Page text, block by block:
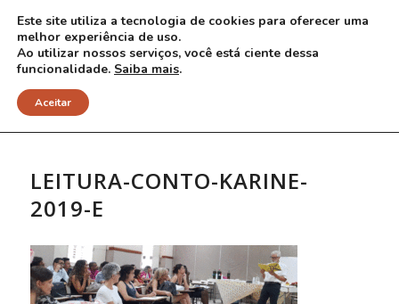
NOTÍCIAS
LEITURA-CONTO-KARINE-
2019-E
Este site utiliza a tecnologia de cookies para oferecer uma
melhor experiência de uso.
Ao utilizar nossos serviços, você está ciente dessa
funcionalidade. Saiba mais.
Aceitar